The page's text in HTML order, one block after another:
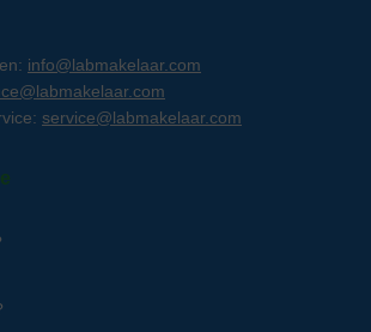
info@labmakelaar.com
service@labmakelaar.com